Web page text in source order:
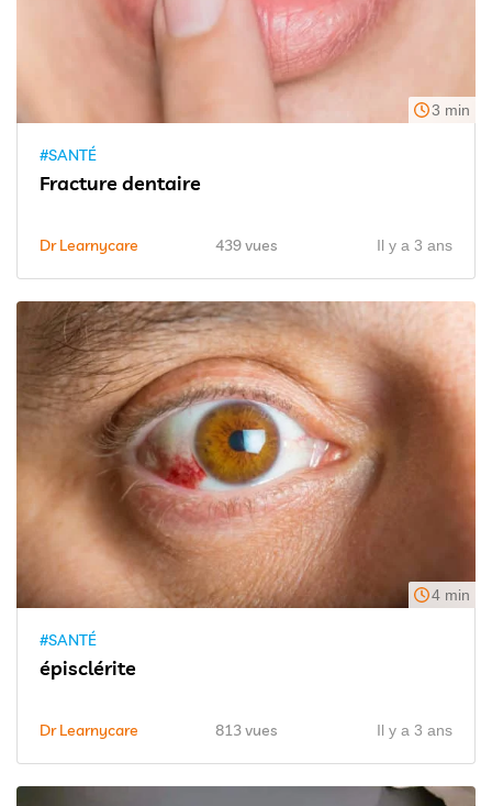
3 min
#SANTÉ
Fracture dentaire
Dr Learnycare 439 vues Il y a 3 ans
4 min
#SANTÉ
épisclérite
Dr Learnycare 813 vues Il y a 3 ans